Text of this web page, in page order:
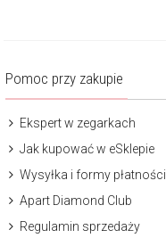
Pomoc przy zakupie
Ekspert w zegarkach
Jak kupować w eSklepie
Wysyłka i formy płatności
Apart Diamond Club
Regulamin sprzedaży